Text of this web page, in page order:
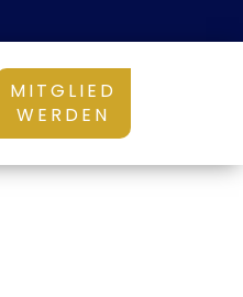
MITGLIED
WERDEN